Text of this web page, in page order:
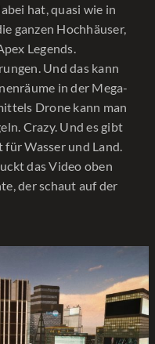
hat, quasi wie in
ganzen Hochhäuser,
Legends.
Und das kann
in der Mega-
Drone kann man
Crazy. Und es gibt
für Wasser und Land.
das Video oben
der schaut auf der